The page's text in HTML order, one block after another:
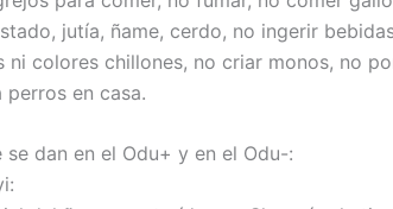
jutía, ñame, cerdo, no ingerir
ni colores chillones, no criar monos, no
en casa.
se dan en el Odu+ y en el Odu-: